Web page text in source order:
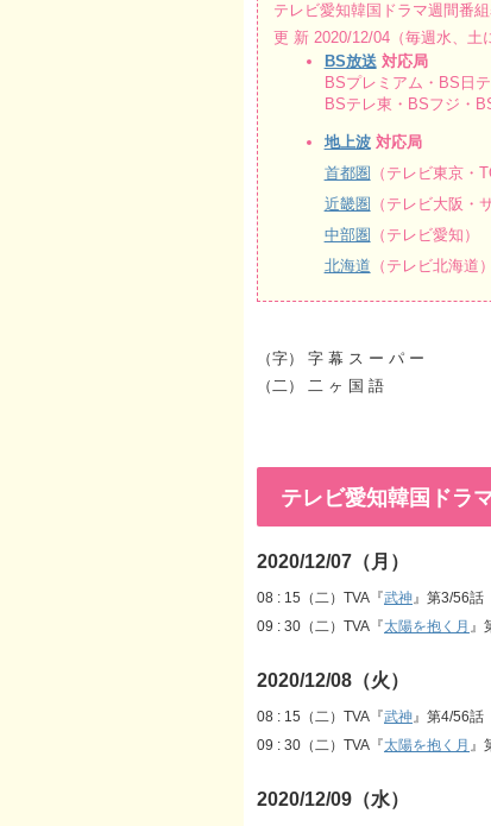
テレビ愛知韓国ドラマ週間番
更 新 2020/12/04（毎週水、土
BS放送対応局
BSプレミアム・BS日
BSテレ東・BSフジ・
地上波対応局
首都圏
（テレビ東京・
近畿圏
（テレビ大阪・
中部圏
（テレビ愛知）
北海道 （テレビ北海道）
（字） 字 幕 ス ー パ ー
（二） 二 ヶ 国 語
テレビ愛知韓国ドラ
2020/12/07（月）
08 : 15（二）TVA『武神』第3/56話
09 : 30（二）TVA『太陽を抱く月 』
2020/12/08（火）
08 : 15（二）TVA『武神』第4/56話
09 : 30（二）TVA『太陽を抱く月 』
2020/12/09（水）